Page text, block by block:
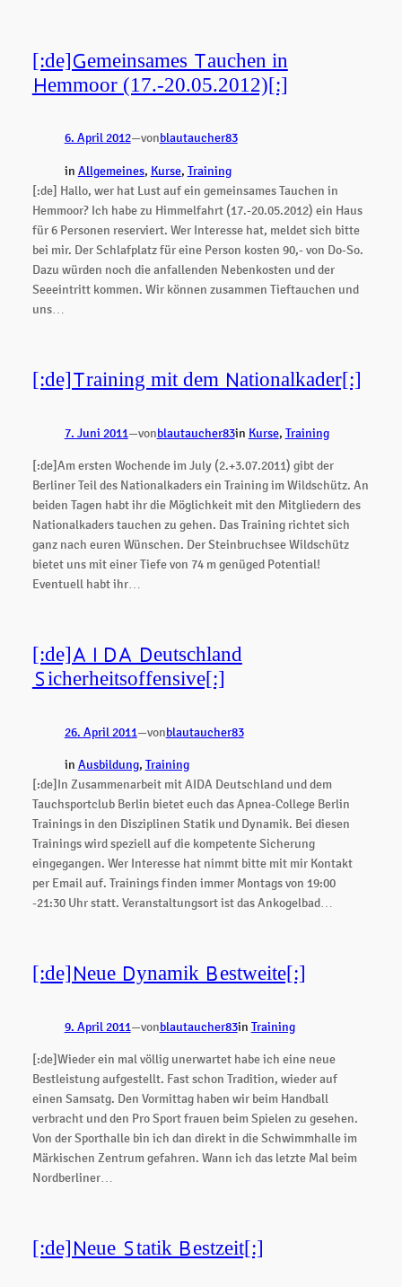
[:de]Gemeinsames Tauchen in
Hemmoor (17.-20.05.2012)[:]
6. April 2012—vonblautaucher83
in Allgemeines, Kurse, Training
[:de] Hallo, wer hat Lust auf ein gemeinsames Tauchen in
Hemmoor? Ich habe zu Himmelfahrt (17.-20.05.2012) ein Haus
für 6 Personen reserviert. Wer Interesse hat, meldet sich bitte
bei mir. Der Schlafplatz für eine Person kosten 90,- von Do-So.
Dazu würden noch die anfallenden Nebenkosten und der
Seeeintritt kommen. Wir können zusammen Tieftauchen und
uns…
[:de]Training mit dem Nationalkader[:]
7. Juni 2011—vonblautaucher83in Kurse, Training
[:de]Am ersten Wochende im July (2.+3.07.2011) gibt der
Berliner Teil des Nationalkaders ein Training im Wildschütz. An
beiden Tagen habt ihr die Möglichkeit mit den Mitgliedern des
Nationalkaders tauchen zu gehen. Das Training richtet sich
ganz nach euren Wünschen. Der Steinbruchsee Wildschütz
bietet uns mit einer Tiefe von 74 m genüged Potential!
Eventuell habt ihr…
[:de]AIDA Deutschland
Sicherheitsoffensive[:]
26. April 2011—vonblautaucher83
in Ausbildung, Training
[:de]In Zusammenarbeit mit AIDA Deutschland und dem
Tauchsportclub Berlin bietet euch das Apnea-College Berlin
Trainings in den Disziplinen Statik und Dynamik. Bei diesen
Trainings wird speziell auf die kompetente Sicherung
eingegangen. Wer Interesse hat nimmt bitte mit mir Kontakt
per Email auf. Trainings finden immer Montags von 19:00
-21:30 Uhr statt. Veranstaltungsort ist das Ankogelbad…
[:de]Neue Dynamik Bestweite[:]
9. April 2011—vonblautaucher83in Training
[:de]Wieder ein mal völlig unerwartet habe ich eine neue
Bestleistung aufgestellt. Fast schon Tradition, wieder auf
einen Samsatg. Den Vormittag haben wir beim Handball
verbracht und den Pro Sport frauen beim Spielen zu gesehen.
Von der Sporthalle bin ich dan direkt in die Schwimmhalle im
Märkischen Zentrum gefahren. Wann ich das letzte Mal beim
Nordberliner…
[:de]Neue Statik Bestzeit[:]